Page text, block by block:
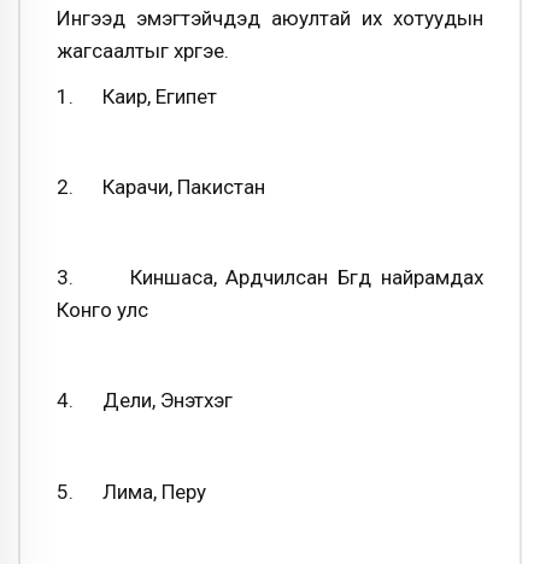
Ингээд эмэгтэйчүүдэд аюултай их хотуудын
жагсаалтыг хүргэе.
1. Каир, Египет
2. Карачи, Пакистан
3. Киншаса, Ардчилсан Бүгд найрамдах
Конго улс
4. Дели, Энэтхэг
5. Лима, Перу